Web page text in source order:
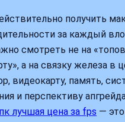
получить
за каждый
смотреть не на
а на связку железа в
видеокарту, память,
и перспективу
лучшая цена за fps —